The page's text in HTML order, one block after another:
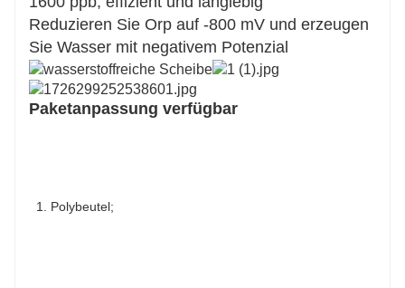
Reduzieren Sie Orp auf -800 mV und erzeugen
Sie Wasser mit negativem Potenzial
Paketanpassung verfügbar
1. Polybeutel;